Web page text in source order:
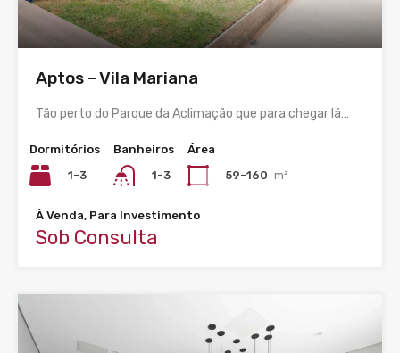
Aptos – Vila Mariana
Tão perto do Parque da Aclimação que para chegar lá…
Dormitórios
1-3
Banheiros
1-3
Área
59-160 m²
À Venda, Para Investimento
Sob Consulta